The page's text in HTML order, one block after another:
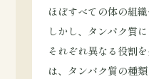
ほぼすべての体の組
しかし、タンパク質
それぞれ異なる役割
は、タンパク質の種